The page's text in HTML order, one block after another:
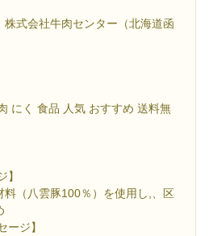
式会社牛肉センター（北海道函
にく 食品 人気 おすすめ 送料無
】
料（八雲豚100％）を使用し,、区
ージ】